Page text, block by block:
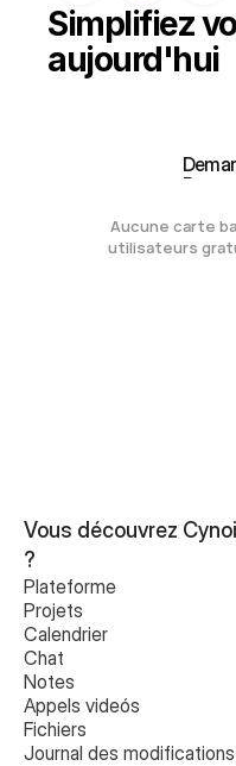
Simplifiez
aujourd'hui
Aucune carte
utilisateurs
Vous découvrez
?
Plateforme
Projets
Calendrier
Chat
Notes
Appels videós
Fichiers
Journal des modifications